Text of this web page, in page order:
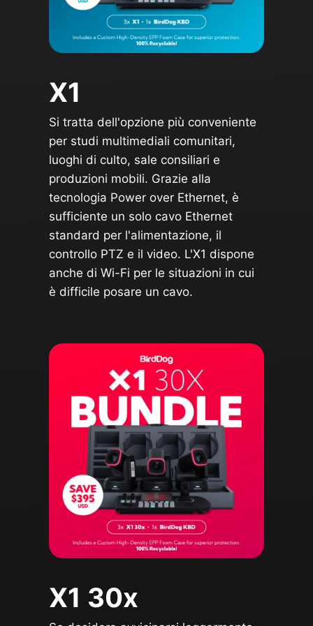
X1
Si tratta dell'opzione più conveniente
per studi multimediali comunitari,
luoghi di culto, sale consiliari e
produzioni mobili. Grazie alla
tecnologia Power over Ethernet, è
sufficiente un solo cavo Ethernet
standard per l'alimentazione, il
controllo PTZ e il video. L'X1 dispone
anche di Wi-Fi per le situazioni in cui
è difficile posare un cavo.
X1 30x